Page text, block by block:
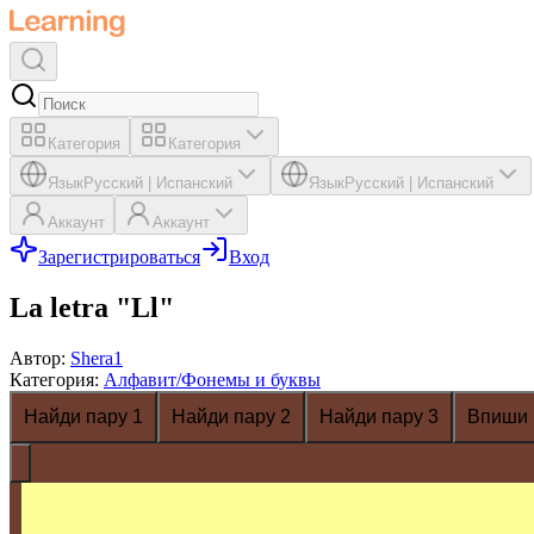
Категория Категория
ЯзыкРусский Испанский ЯзыкРусский Испанский
Аккаунт Аккаунт
Зарегистрироваться Вход
La letra "Ll"
Автор: Shera1
Категория: Алфавит/Фонемы и буквы
Найди пару 1
Найди пару 2 Найди пару 3 Впиши